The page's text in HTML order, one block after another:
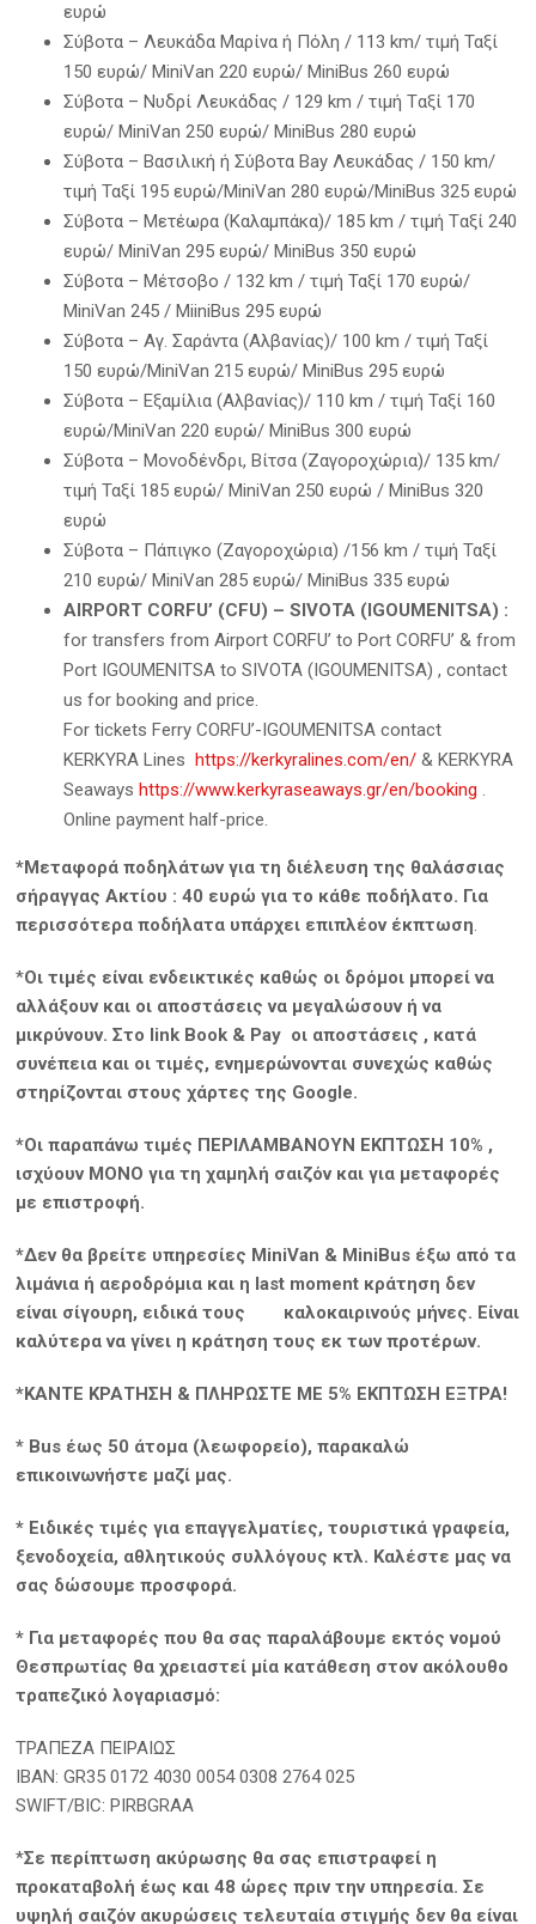
ευρώ
Σύβοτα – Λευκάδα Μαρίνα ή Πόλη / 113 km/ τιμή Ταξί
150 ευρώ/ MiniVan 220 ευρώ/ MiniBus 260 ευρώ
Σύβοτα – Νυδρί Λευκάδας / 129 km / τιμή Tαξί 170
ευρώ/ MiniVan 250 ευρώ/ MiniBus 280 ευρώ
Σύβοτα – Βασιλική ή Σύβοτα Bay Λευκάδας / 150 km/
τιμή Ταξί 195 ευρώ/MiniVan 280 ευρώ/MiniBus 325 ευρώ
Σύβοτα – Μετέωρα (Kαλαμπάκα)/ 185 km / τιμή Tαξί 240
ευρώ/ MiniVan 295 ευρώ/ MiniBus 350 ευρώ
Σύβοτα – Μέτσοβο / 132 km / τιμή Ταξί 170 ευρώ/
MiniVan 245 / MiiniBus 295 ευρώ
Σύβοτα – Αγ. Σαράντα (Αλβανίας)/ 100 km / τιμή Ταξί
150 ευρώ/MiniVan 215 ευρώ/ MiniBus 295 ευρώ
Σύβοτα – Εξαμίλια (Αλβανίας)/ 110 km / τιμή Ταξί 160
ευρώ/MiniVan 220 ευρώ/ MiniBus 300 ευρώ
Σύβοτα – Μονοδένδρι, Βίτσα (Ζαγοροχώρια)/ 135 km/
τιμή Ταξί 185 ευρώ/ MiniVan 250 ευρώ / MiniBus 320
ευρώ
Σύβοτα – Πάπιγκο (Ζαγοροχώρια) /156 km / τιμή Ταξί
210 ευρώ/ MiniVan 285 ευρώ/ MiniBus 335 ευρώ
AIRPORT CORFU’ (CFU) – SIVOTA (IGOUMENITSA) :
for transfers from Airport CORFU’ to Port CORFU’ & from
Port IGOUMENITSA to SIVOTA (IGOUMENITSA) , contact
us for booking and price.
For tickets Ferry CORFU’-IGOUMENITSA contact
KERKYRA Lines https://kerkyralines.com/en/ & KERKYRA
Seaways https://www.kerkyraseaways.gr/en/booking .
Online payment half-price.
*Μεταφορά ποδηλάτων για τη διέλευση της θαλάσσιας
σήραγγας Ακτίου : 40 ευρώ για το κάθε ποδήλατο. Για
περισσότερα ποδήλατα υπάρχει επιπλέον έκπτωση.
*Οι τιμές είναι ενδεικτικές καθώς οι δρόμοι μπορεί να
αλλάξουν και οι αποστάσεις να μεγαλώσουν ή να
μικρύνουν. Στο link Book & Pay οι αποστάσεις , κατά
συνέπεια και οι τιμές, ενημερώνονται συνεχώς καθώς
στηρίζονται στους χάρτες της Google.
*Οι παραπάνω τιμές ΠΕΡΙΛΑΜΒΑΝΟΥΝ ΕΚΠΤΩΣΗ 10% ,
ισχύουν MONOγια τη χαμηλή σαιζόν και για μεταφορές
με επιστροφή.
*Δεν θα βρείτε υπηρεσίες MiniVan & MiniBus έξω από τα
λιμάνια ή αεροδρόμια και η last moment κράτηση δεν
είναι σίγουρη, ειδικά τους καλοκαιρινούς μήνες. Είναι
καλύτερα να γίνει η κράτηση τους εκ των προτέρων.
*ΚΑΝΤΕ ΚΡΑΤΗΣΗ & ΠΛΗΡΩΣΤΕ ΜΕ 5% ΕΚΠΤΩΣΗ ΕΞΤΡΑ!
* Bus έως 50 άτομα (λεωφορείο), παρακαλώ
επικοινωνήστε μαζί μας.
* Ειδικές τιμές για επαγγελματίες, τουριστικά γραφεία,
ξενοδοχεία, αθλητικούς συλλόγους κτλ. Καλέστε μας να
σας δώσουμε προσφορά.
* Για μεταφορές που θα σας παραλάβουμε εκτός νομού
Θεσπρωτίας θα χρειαστεί μία κατάθεση στον ακόλουθο
τραπεζικό λογαριασμό:
ΤΡΑΠΕΖΑ ΠΕΙΡΑΙΩΣ
ΙΒΑΝ: GR35 0172 4030 0054 0308 2764 025
SWIFT/BIC: PIRBGRAA
*Σε περίπτωση ακύρωσης θα σας επιστραφεί η
προκαταβολή έως και 48 ώρες πριν την υπηρεσία. Σε
υψηλή σαιζόν ακυρώσεις τελευταία στιγμής δεν θα είναι